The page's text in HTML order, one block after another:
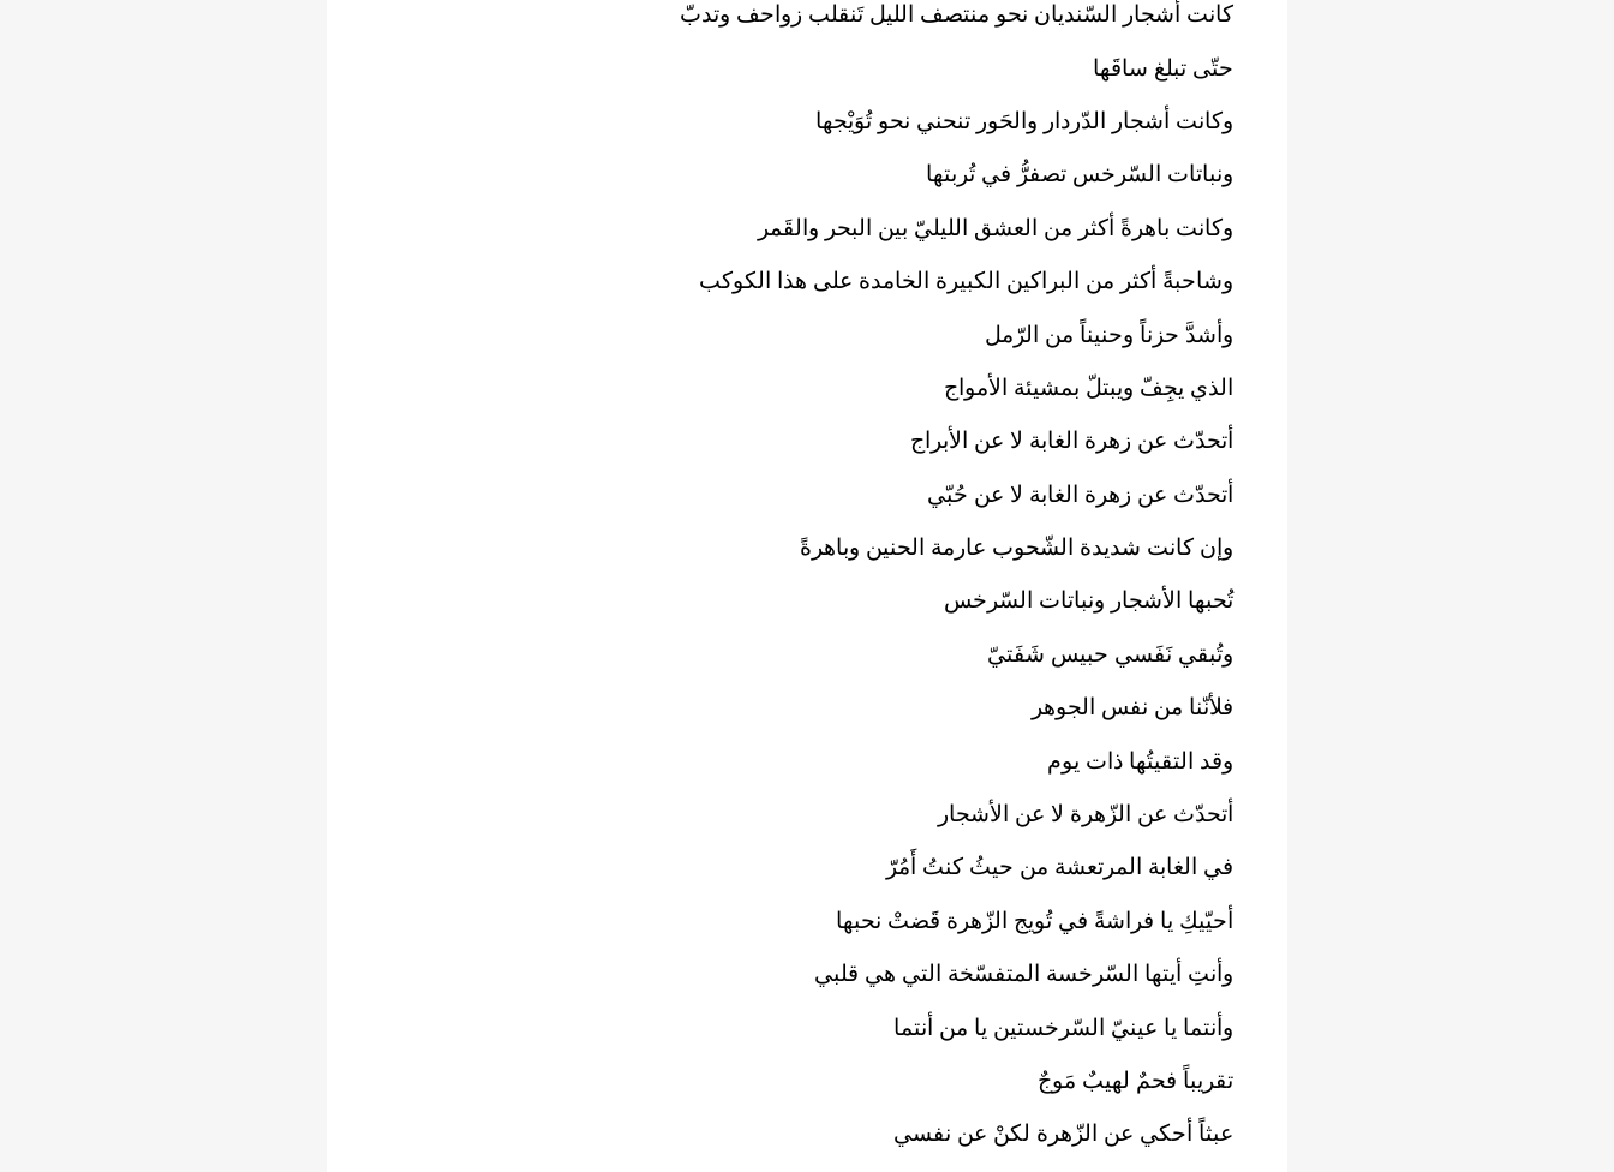
كانت أشجار السّنديان نحو منتصف الليل تَنقلب زواحف وتدبّ
حتّى تبلغ ساقَها
وكانت أشجار الدّردار والحَور تنحني نحو تُوَيْجها
ونباتات السّرخس تصفرُّ في تُربتها
وكانت باهرةً أكثر من العشق الليليّ بين البحر والقَمر
وشاحبةً أكثر من البراكين الكبيرة الخامدة على هذا الكوكب
وأشدَّ حزناً وحنيناً من الرّمل
الذي يجِفّ ويبتلّ بمشيئة الأمواج
أتحدّث عن زهرة الغابة لا عن الأبراج
أتحدّث عن زهرة الغابة لا عن حُبّي
وإن كانت شديدة الشّحوب عارمة الحنين وباهرةً
تُحبها الأشجار ونباتات السّرخس
وتُبقي نَفَسي حبيس شَفَتيّ
فلأنّنا من نفس الجوهر
وقد التقيتُها ذات يوم
أتحدّث عن الزّهرة لا عن الأشجار
في الغابة المرتعشة من حيثُ كنتُ أَمُرّ
أحيّيكِ يا فراشةً في تُويج الزّهرة قَضتْ نحبها
وأنتِ أيتها السّرخسة المتفسّخة التي هي قلبي
وأنتما يا عينيّ السّرخستين يا من أنتما
تقريباً فحمٌ لهيبٌ مَوجٌ
عبثاً أحكي عن الزّهرة لكنْ عن نفسي